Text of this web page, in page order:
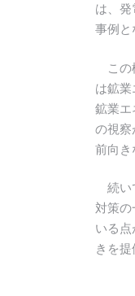
は、
事例と
この
は鉱
鉱業エ
の視察
前向き
続い
対策の
いる
きを